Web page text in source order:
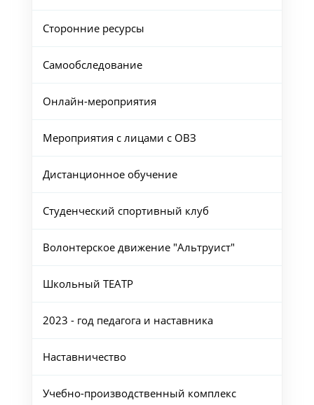
Сторонние ресурсы
Самообследование
Онлайн-мероприятия
Мероприятия с лицами с ОВЗ
Дистанционное обучение
Студенческий спортивный клуб
Волонтерское движение "Альтруист"
Школьный ТЕАТР
2023 - год педагога и наставника
Наставничество
Учебно-производственный комплекс